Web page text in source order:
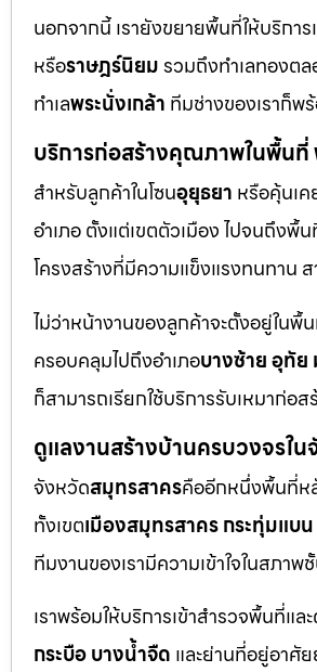
นอกจากนี้ เรายังขยายพื้นที่ให้บริกา
หรือราษฎร์นิยมรวมถึงทำเลทองต
ทำเลพระนั่งเกล้า ทีมช่างของเราก็
บริการก่อสร้างคุณภาพในพื้นที่
สำหรับลูกค้าในโซนอุยุธยา หรือคุ้นเ
อำเภอ ตั้งแต่เขตตัวเมือง ไปจนถึงพื้
โครงสร้างที่มีความแข็งแรงทนทาน
ไม่ว่าหน้างานของลูกค้าจะตั้งอยู่ในพื้
ครอบคลุมไปถึงอำเภอบางซ้าย อุทัย
ก็สามารถเรียกใช้บริการรับเหมาก่อส
ดูแลงานสร้างบ้านครบวงจรใ
จังหวัดสมุทรสาครคืออีกหนึ่งพื้นที่หลั
ทั้งเขตเมืองสมุทรสาคร กระทุ่มแบน
ทีมงานของเรามีความเข้าใจในสภ
เราพร้อมให้บริการเข้าสำรวจพื้นที่แ
กระบือ บางน้ำจืด และย่านที่อยู่อาศั